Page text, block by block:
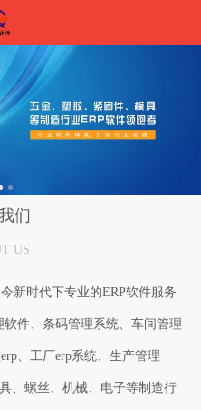
们
US
新时代下专业的ERP软件服务
件、条码管理系统、车间管理
、工厂erp系统、生产管理
、螺丝、机械、电子等制造行